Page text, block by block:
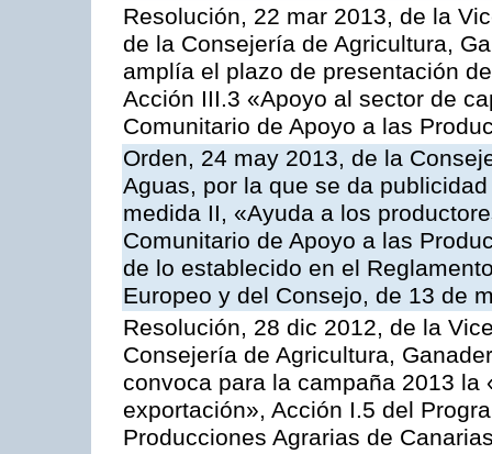
Resolución, 22 mar 2013, de la
de la Consejería de Agricultura,
amplía el plazo de presentación
Acción III.3 «Apoyo al sector de
Comunitario de Apoyo a las
Orden, 24 may 2013, de la
Aguas, por la que se da
medida II, «Ayuda a los
Comunitario de Apoyo a las
de lo establecido en el
Europeo y del Consejo, de 13 de
Resolución, 28 dic 2012, de la
Consejería de Agricultura,
convoca para la campaña 2013
exportación», Acción I.5 del
Producciones Agrarias de